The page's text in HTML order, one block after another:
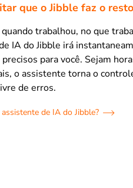
que o Jibble faz o resto
trabalhou, no que
IA do Jibble irá
para você. Sejam
o assistente torna o
de erros.
de IA do Jibble?